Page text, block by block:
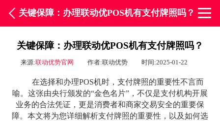
关键保障：办理联动优POS机有支付牌照吗？
关键保障：办理联动优POS机有支付牌照吗？
来源:联动优势官网 作者:联动优势 时间:2025-01-22
在选择和办理POS机时，支付牌照的重要性不言而
喻。这张由央行颁发的“金色名片”，不仅是支付机构开展
业务的合法凭证，更是消费者和商家交易安全的重要保
障。本文将为您详细解析支付牌照的重要性，以及如何选